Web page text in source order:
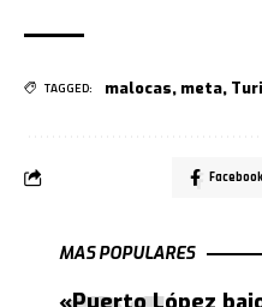
TAGGED: malocas, meta,
Facebook
MAS POPULARES